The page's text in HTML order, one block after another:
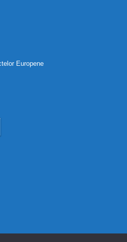
Europene